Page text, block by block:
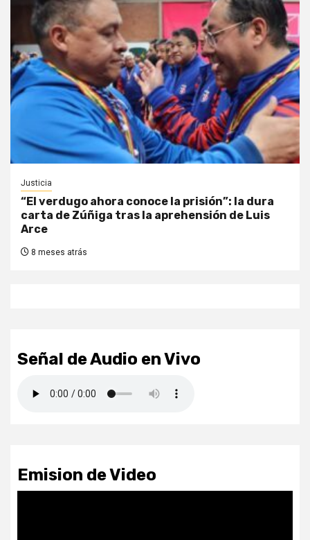
Justicia
“El verdugo ahora conoce la prisión”: la dura
carta de Zúñiga tras la aprehensión de Luis
Arce
8 meses atrás
Señal de Audio en Vivo
Emision de Video